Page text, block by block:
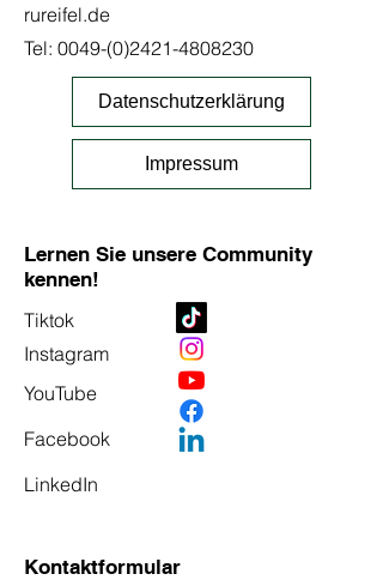
rureifel.de
Tel: 0049-(0)2421-4808230
Datenschutzerklärung
Impressum
Lernen Sie unsere Community
kennen!
Tiktok
Instagram
YouTube
Facebook
LinkedIn
Kontaktformular